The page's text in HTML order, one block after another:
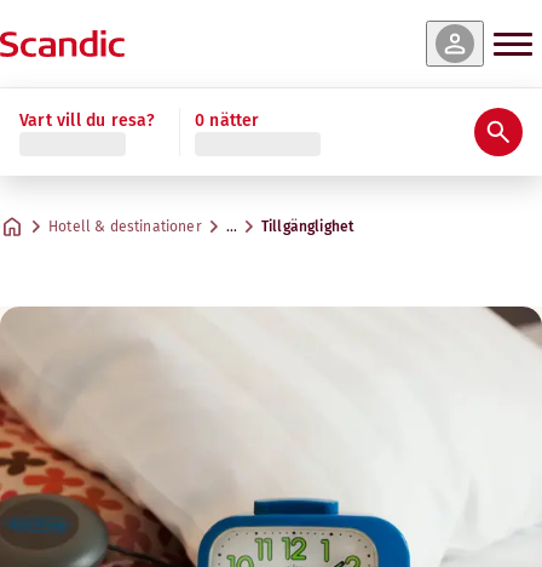
Vart vill du resa? 0 nätter
Hotell & destinationer … Tillgänglighet